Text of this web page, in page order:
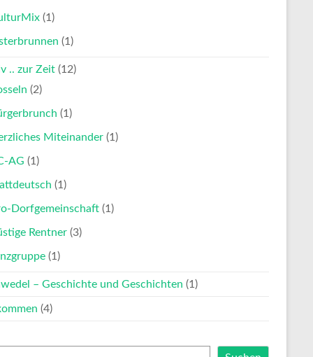
(1)
(1)
.. zur Zeit (12)
(2)
(1)
Miteinander (1)
AG (1)
(1)
Dorfgemeinschaft (1)
Rentner (3)
(1)
– Geschichte und Geschichten (1)
(4)